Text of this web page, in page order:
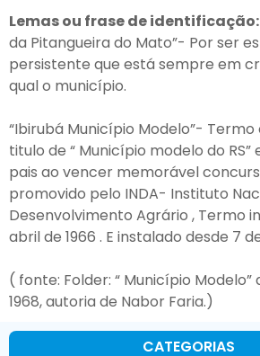
Lemas ou frase de identificação:
da Pitangueira do Mato”- Por ser
persistente que está sempre em
qual o município.
“Ibirubá Município Modelo”-
titulo de “ Município modelo do
pais ao vencer memorável
promovido pelo INDA- Instituto
Desenvolvimento Agrário , Termo
abril de 1966 . E instalado desde 7
( fonte: Folder: “ Município
1968, autoria de Nabor Faria.)
CATEGORIAS